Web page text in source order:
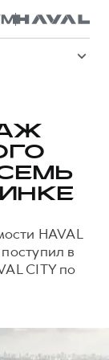
СЕМЬ
HAVAL
в
CITY по